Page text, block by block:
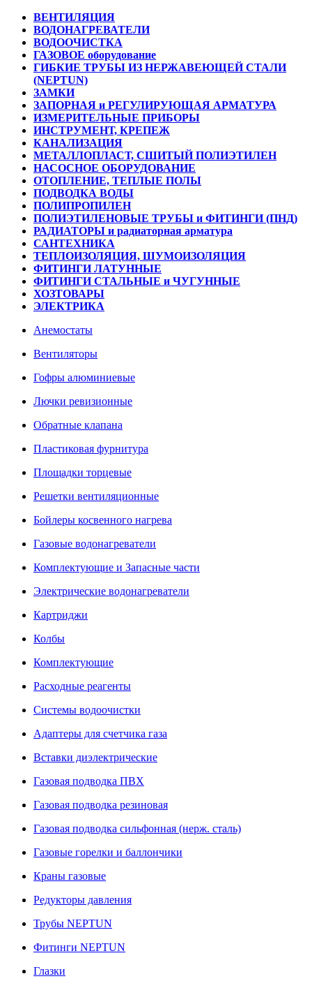
ВЕНТИЛЯЦИЯ
ВОДОНАГРЕВАТЕЛИ
ВОДООЧИСТКА
ГАЗОВОЕ оборудование
ГИБКИЕ ТРУБЫ ИЗ НЕРЖАВЕЮЩЕЙ СТАЛИ
(NEPTUN)
ЗАМКИ
ЗАПОРНАЯ и РЕГУЛИРУЮЩАЯ АРМАТУРА
ИЗМЕРИТЕЛЬНЫЕ ПРИБОРЫ
ИНСТРУМЕНТ, КРЕПЕЖ
КАНАЛИЗАЦИЯ
МЕТАЛЛОПЛАСТ, СШИТЫЙ ПОЛИЭТИЛЕН
НАСОСНОЕ ОБОРУДОВАНИЕ
ОТОПЛЕНИЕ, ТЕПЛЫЕ ПОЛЫ
ПОДВОДКА ВОДЫ
ПОЛИПРОПИЛЕН
ПОЛИЭТИЛЕНОВЫЕ ТРУБЫ и ФИТИНГИ (ПНД)
РАДИАТОРЫ и радиаторная арматура
САНТЕХНИКА
ТЕПЛОИЗОЛЯЦИЯ, ШУМОИЗОЛЯЦИЯ
ФИТИНГИ ЛАТУННЫЕ
ФИТИНГИ СТАЛЬНЫЕ и ЧУГУННЫЕ
ХОЗТОВАРЫ
ЭЛЕКТРИКА
Анемостаты
Вентиляторы
Гофры алюминиевые
Лючки ревизионные
Обратные клапана
Пластиковая фурнитура
Площадки торцевые
Решетки вентиляционные
Бойлеры косвенного нагрева
Газовые водонагреватели
Комплектующие и Запасные части
Электрические водонагреватели
Картриджи
Колбы
Комплектующие
Расходные реагенты
Системы водоочистки
Адаптеры для счетчика газа
Вставки диэлектрические
Газовая подводка ПВХ
Газовая подводка резиновая
Газовая подводка сильфонная (нерж. сталь)
Газовые горелки и баллончики
Краны газовые
Редукторы давления
Трубы NEPTUN
Фитинги NEPTUN
Глазки